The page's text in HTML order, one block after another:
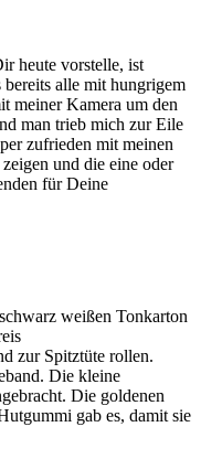
heute vorstelle, ist
alle mit hungrigem
meiner Kamera um den
man trieb mich zur Eile
zufrieden mit meinen
und die eine oder
für Deine
weißen Tonkarton
zur Spitztüte rollen.
Die kleine
Die goldenen
gab es, damit sie